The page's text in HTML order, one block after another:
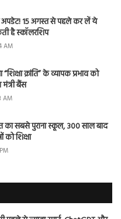
अपडेट! 15 अगस्त से पहले कर लें ये
है स्कॉलरशिप
AM
क्रांति” के व्यापक प्रभाव को
मंत्री बैंस
AM
का सबसे पुराना स्कूल, 300 साल बाद
को शिक्षा